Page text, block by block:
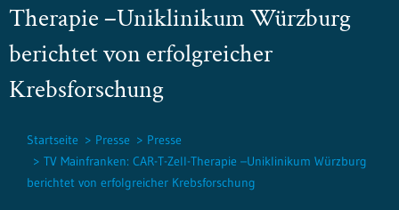
Therapie –Uniklinikum Würzburg
berichtet von erfolgreicher
Krebsforschung
Startseite Presse
Presse
TV Mainfranken: CAR-T-Zell-Therapie –Uniklinikum Würzburg
berichtet von erfolgreicher Krebsforschung